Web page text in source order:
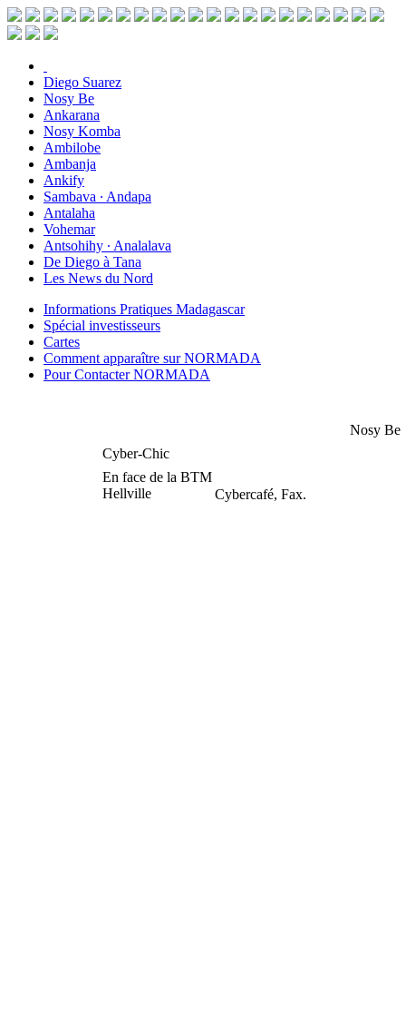
Diego Suarez
Nosy Be
Ankarana
Nosy Komba
Ambilobe
Ambanja
Ankify
Sambava ∙ Andapa
Antalaha
Vohemar
Antsohihy ∙ Analalava
De Diego à Tana
Les News du Nord
Informations Pratiques Madagascar
Spécial investisseurs
Cartes
Comment apparaître sur NORMADA
Pour Contacter NORMADA
Nosy
Cyber-Chic
En face de la BTM
Hellville
Cybercafé, Fax.